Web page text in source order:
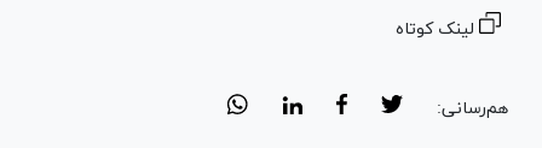
لینک کوتاه
هم‌رسانی: